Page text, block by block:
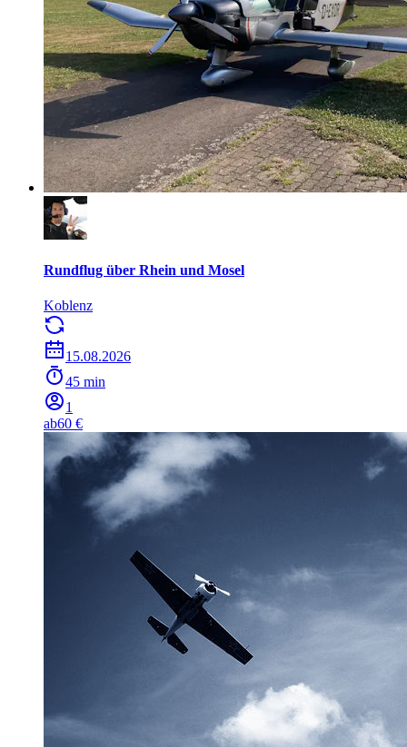
Rundflug über Rhein und Mosel
Koblenz
15.08.2026
45 min
1
ab60 €